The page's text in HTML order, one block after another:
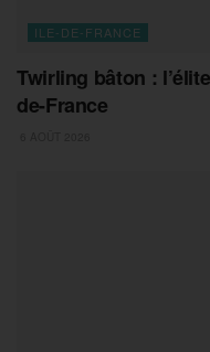
ILE-DE-FRANCE
Twirling bâton :
de-France